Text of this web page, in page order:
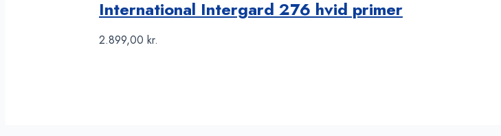
International Intergard 276 hvid primer
2.899,00 kr.